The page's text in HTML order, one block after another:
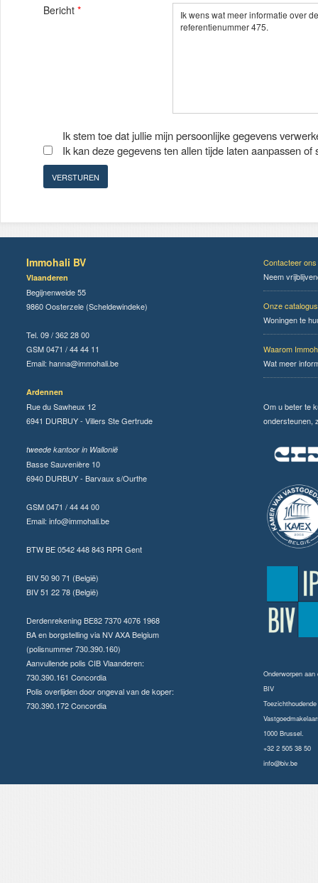
Bericht *
Ik stem toe dat jullie mijn persoonlijke gegevens
Ik kan deze gegevens ten allen tijde laten aanpassen of
Immohali BV
Vlaanderen
Begijnenweide 55
9860 Oosterzele (Scheldewindeke)
Tel. 09 / 362 28 00
GSM 0471 / 44 44 11
Email: hanna@immohali.be
Ardennen
Rue du Sawheux 12
6941 DURBUY - Villers Ste Gertrude
tweede kantoor in Wallonië
Basse Sauvenière 10
6940 DURBUY - Barvaux s/Ourthe
GSM 0471 / 44 44 00
Email: info@immohali.be
BTW BE 0542 448 843 RPR Gent
BIV 50 90 71 (België)
BIV 51 22 78 (België)
Derdenrekening BE82 7370 4076 1968
BA en borgstelling via NV AXA Belgium
(polisnummer 730.390.160)
Aanvullende polis CIB Vlaanderen:
730.390.161 Concordia
Polis overlijden door ongeval van de koper:
730.390.172 Concordia
Contacteer ons
Neem
Onze catalogus
Woningen te
Waarom
Wat meer
Om u beter te
ondersteunen,
Onderworpen
BIV
1000 Brussel.
+32 2 505 38 50
info@biv.be